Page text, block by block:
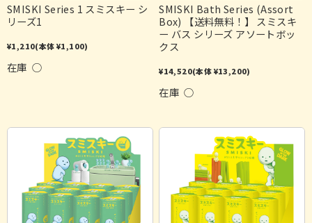
SMISKI Series 1 スミスキー シ
リーズ1
¥1,210(本体 ¥1,100)
在庫 ○
SMISKI Bath Series (Assort
Box) 【送料無料！】 スミスキ
ー バス シリーズ アソートボッ
クス
¥14,520(本体 ¥13,200)
在庫 ○